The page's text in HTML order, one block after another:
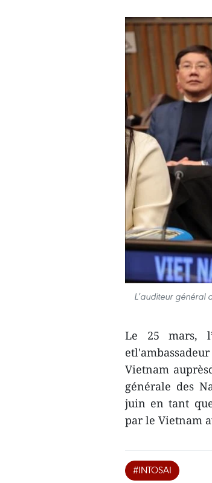
L’auditeur général
Le 25 mars,
Vietnam
générale des
juin en tant
par le Vietnam
#INTOSAI